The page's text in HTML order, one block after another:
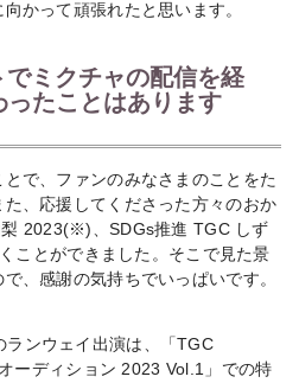
かって頑張れたと思います。
ミクチャの配信を経
たことはあります
で、ファンのみなさまのことをた
、応援してくださった方々のおか
2023(※)、SDGs推進 TGC しず
ことができました。そこで見た景
、感謝の気持ちでいっぱいです。
ンウェイ出演は、「TGC
ーディション 2023 Vol.1」での特